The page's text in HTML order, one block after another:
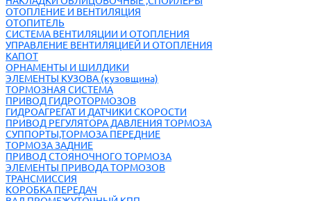
ОТОПЛЕНИЕ И ВЕНТИЛЯЦИЯ
ОТОПИТЕЛЬ
СИСТЕМА ВЕНТИЛЯЦИИ И ОТОПЛЕНИЯ
УПРАВЛЕНИЕ ВЕНТИЛЯЦИЕЙ И ОТОПЛЕНИЯ
КАПОТ
ОРНАМЕНТЫ И ШИЛДИКИ
ЭЛЕМЕНТЫ КУЗОВА (кузовщина)
ТОРМОЗНАЯ СИСТЕМА
ПРИВОД ГИДРОТОРМОЗОВ
ГИДРОАГРЕГАТ И ДАТЧИКИ СКОРОСТИ
ПРИВОД РЕГУЛЯТОРА ДАВЛЕНИЯ ТОРМОЗА
СУППОРТЫ,ТОРМОЗА ПЕРЕДНИЕ
ТОРМОЗА ЗАДНИЕ
ПРИВОД СТОЯНОЧНОГО ТОРМОЗА
ЭЛЕМЕНТЫ ПРИВОДА ТОРМОЗОВ
ТРАНСМИССИЯ
КОРОБКА ПЕРЕДАЧ